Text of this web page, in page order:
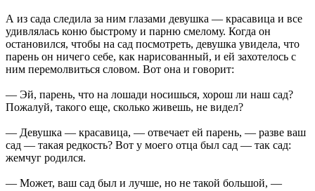
А из сада следила за ним глазами девушка — красавица и все
удивлялась коню быстрому и парню смелому. Когда он
остановился, чтобы на сад посмотреть, девушка увидела, что
парень он ничего себе, как нарисованный, и ей захотелось с
ним перемолвиться словом. Вот она и говорит:
— Эй, парень, что на лошади носишься, хорош ли наш сад?
Пожалуй, такого еще, сколько живешь, не видел?
— Девушка — красавица, — отвечает ей парень, — разве ваш
сад — такая редкость? Вот у моего отца был сад — так сад:
жемчуг родился.
— Может, ваш сад был и лучше, но не такой большой, —